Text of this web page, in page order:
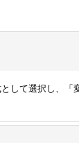
して選択し、「